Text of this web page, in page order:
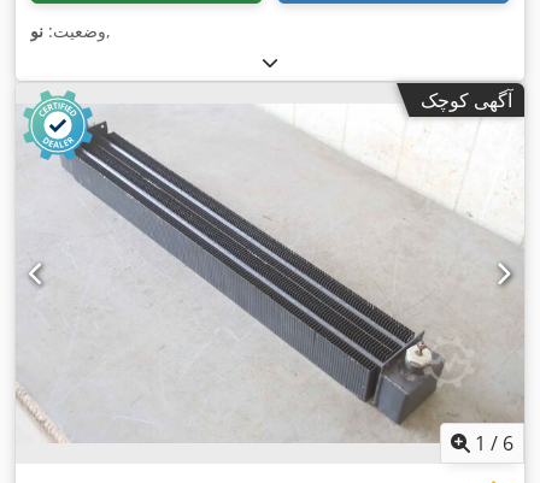
وضعیت: نو ,
آگهی کوچک
1 / 6